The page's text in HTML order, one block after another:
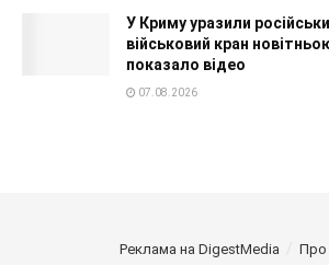
У Криму уразили
військовий кран
показало відео
07.08.2026
Реклама на DigestMedia
Про